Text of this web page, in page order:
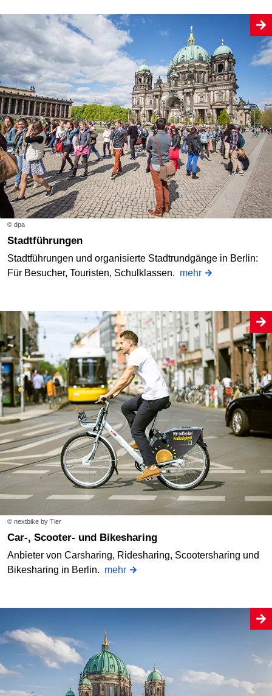
© dpa
Stadtführungen
Stadtführungen und organisierte Stadtrundgänge in Berlin:
Für Besucher, Touristen, Schulklassen. mehr
© nextbike by Tier
Car-, Scooter- und Bikesharing
Anbieter von Carsharing, Ridesharing, Scootersharing und
Bikesharing in Berlin. mehr